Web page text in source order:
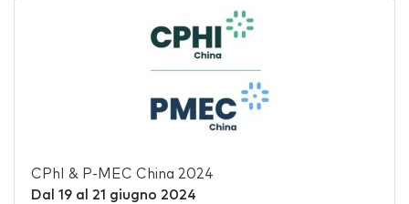
CPhI & P-MEC China 2024
Dal 19al 21 giugno 2024